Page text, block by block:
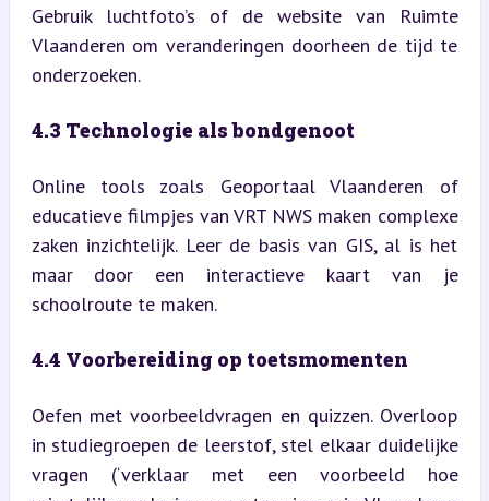
Gebruik luchtfoto’s of de website van Ruimte
Vlaanderen om veranderingen doorheen de tijd te
onderzoeken.
4.3 Technologie als bondgenoot
Online tools zoals Geoportaal Vlaanderen of
educatieve filmpjes van VRT NWS maken complexe
zaken inzichtelijk. Leer de basis van GIS, al is het
maar door een interactieve kaart van je
schoolroute te maken.
4.4 Voorbereiding op toetsmomenten
Oefen met voorbeeldvragen en quizzen. Overloop
in studiegroepen de leerstof, stel elkaar duidelijke
vragen (‘verklaar met een voorbeeld hoe